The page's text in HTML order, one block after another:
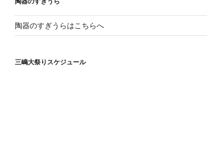
ン
陶器のすぎうらはこちらへ
三嶋大祭りスケジュール